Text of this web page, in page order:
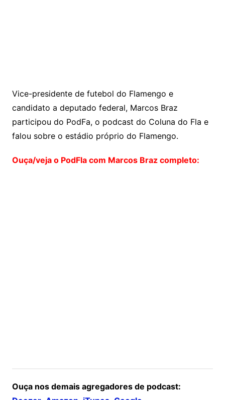
Vice-presidente de futebol do Flamengo e
candidato a deputado federal, Marcos Braz
participou do PodFa, o podcast do Coluna do Fla e
falou sobre o estádio próprio do Flamengo.
Ouça/veja o PodFla com Marcos Braz completo:
Ouça nos demais agregadores de podcast: